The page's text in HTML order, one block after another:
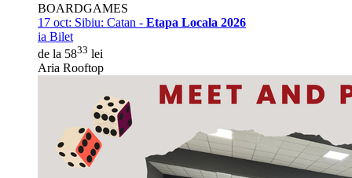
BOARDGAMES
17 oct: Sibiu: Catan - Etapa Locala 2026
ia Bilet
de la 5833 lei
Aria Rooftop